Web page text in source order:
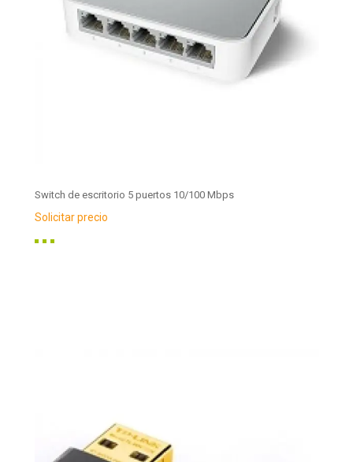
Switch de escritorio 5 puertos 10/100 Mbps
Solicitar precio